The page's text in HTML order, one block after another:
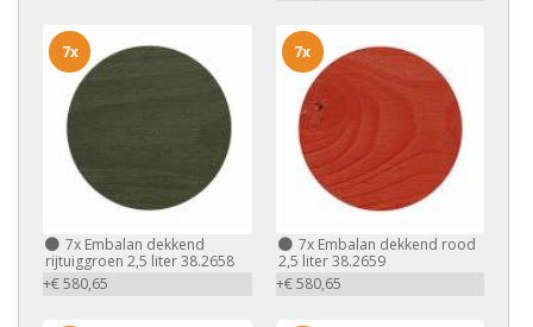
7x Embalan dekkend
rijtuiggroen 2,5 liter 38.2658
+€ 580,65
7x
7xEmbalan dekkend rood
2,5 liter 38.2659
+€ 580,65
7x